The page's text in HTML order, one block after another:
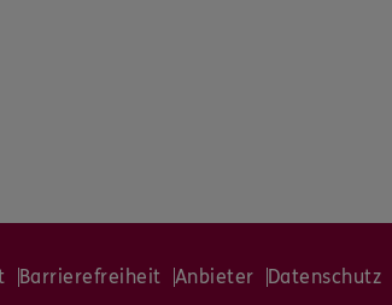
Barrierefreiheit Anbieter Datenschutz